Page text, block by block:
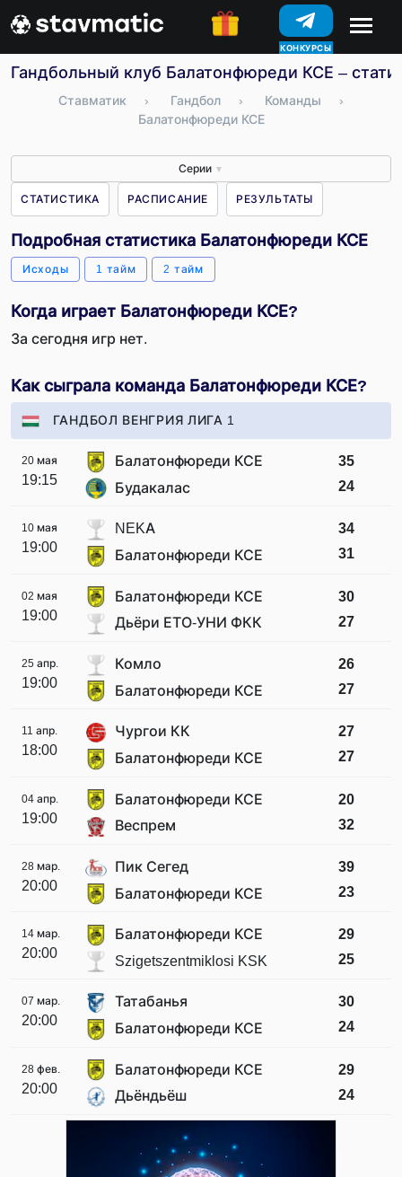
КОНКУРСЫ
Гандбольный клуб Балатонфюреди КСЕ –
Ставматик › Гандбол › Команды
›
Балатонфюреди КСЕ
Серии ▼
СТАТИСТИКА РАСПИСАНИЕ РЕЗУЛЬТАТЫ
Подробная статистика Балатонфюреди КСЕ
Исходы 1 тайм 2 тайм
Когда играет Балатонфюреди КСЕ?
За сегодня игр нет.
Как сыграла команда Балатонфюреди КСЕ?
ГАНДБОЛ ВЕНГРИЯ ЛИГА 1
20 мая
19:15
Балатонфюреди КСЕ
Будакалас
35
24
10 мая
19:00
NEKA
Балатонфюреди КСЕ
34
31
02 мая
19:00
Балатонфюреди КСЕ
Дьёри ЕТО-УНИ ФКК
30
27
25 апр.
19:00
Комло
Балатонфюреди КСЕ
26
27
11 апр.
18:00
Чургои КК
Балатонфюреди КСЕ
27
27
04 апр.
19:00
Балатонфюреди КСЕ
Веспрем
20
32
28 мар.
20:00
Пик Сегед
Балатонфюреди КСЕ
39
23
14 мар.
20:00
Балатонфюреди КСЕ
Szigetszentmiklosi KSK
29
25
07 мар.
20:00
Татабанья
Балатонфюреди КСЕ
30
24
28 фев.
20:00
Балатонфюреди КСЕ
Дьёндьёш
29
24